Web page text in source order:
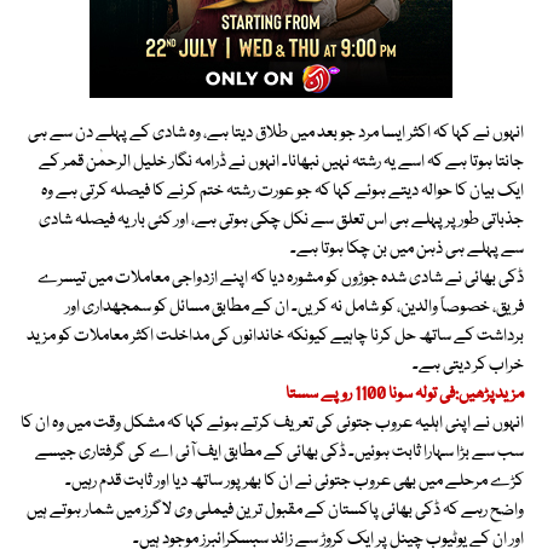
انہوں نے کہا کہ اکثر ایسا مرد جو بعد میں طلاق دیتا ہے، وہ شادی کے پہلے دن سے ہی
جانتا ہوتا ہے کہ اسے یہ رشتہ نہیں نبھانا۔ انہوں نے ڈرامہ نگار خلیل الرحمٰن قمر کے
ایک بیان کا حوالہ دیتے ہوئے کہا کہ جو عورت رشتہ ختم کرنے کا فیصلہ کرتی ہے وہ
جذباتی طور پر پہلے ہی اس تعلق سے نکل چکی ہوتی ہے، اور کئی بار یہ فیصلہ شادی
سے پہلے ہی ذہن میں بن چکا ہوتا ہے۔
ڈکی بھائی نے شادی شدہ جوڑوں کو مشورہ دیا کہ اپنے ازدواجی معاملات میں تیسرے
فریق، خصوصاً والدین، کو شامل نہ کریں۔ ان کے مطابق مسائل کو سمجھداری اور
برداشت کے ساتھ حل کرنا چاہیے کیونکہ خاندانوں کی مداخلت اکثر معاملات کو مزید
خراب کر دیتی ہے۔
مزیدپڑھیں:فی تولہ سونا 1100 روپے سستا
انہوں نے اپنی اہلیہ عروب جتوئی کی تعریف کرتے ہوئے کہا کہ مشکل وقت میں وہ ان کا
سب سے بڑا سہارا ثابت ہوئیں۔ ڈکی بھائی کے مطابق ایف آئی اے کی گرفتاری جیسے
کڑے مرحلے میں بھی عروب جتوئی نے ان کا بھرپور ساتھ دیا اور ثابت قدم رہیں۔
واضح رہے کہ ڈکی بھائی پاکستان کے مقبول ترین فیملی وی لاگرز میں شمار ہوتے ہیں
اور ان کے یوٹیوب چینل پر ایک کروڑ سے زائد سبسکرائبرز موجود ہیں۔